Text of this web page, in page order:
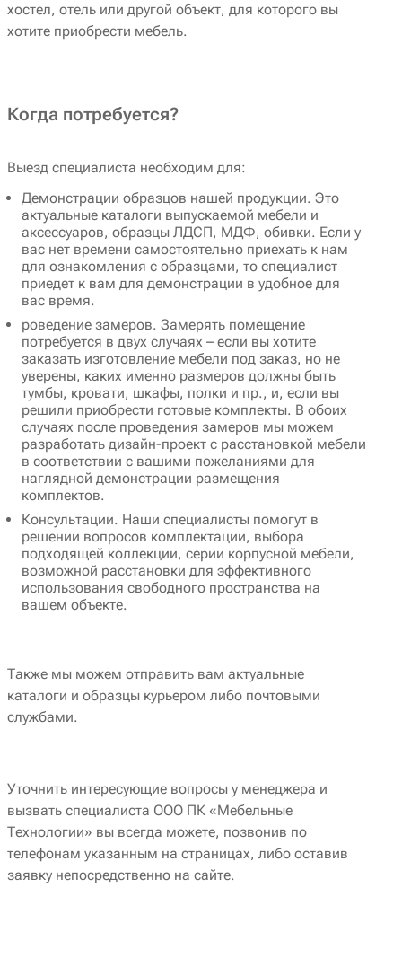
хостел, отель или другой объект, для которого вы
хотите приобрести мебель.
Когда потребуется?
Выезд специалиста необходим для:
Демонстрации образцов нашей продукции. Это
актуальные каталоги выпускаемой мебели и
аксессуаров, образцы ЛДСП, МДФ, обивки. Если у
вас нет времени самостоятельно приехать к нам
для ознакомления с образцами, то специалист
приедет к вам для демонстрации в удобное для
вас время.
роведение замеров. Замерять помещение
потребуется в двух случаях – если вы хотите
заказать изготовление мебели под заказ, но не
уверены, каких именно размеров должны быть
тумбы, кровати, шкафы, полки и пр., и, если вы
решили приобрести готовые комплекты. В обоих
случаях после проведения замеров мы можем
разработать дизайн-проект с расстановкой мебели
в соответствии с вашими пожеланиями для
наглядной демонстрации размещения
комплектов.
Консультации. Наши специалисты помогут в
решении вопросов комплектации, выбора
подходящей коллекции, серии корпусной мебели,
возможной расстановки для эффективного
использования свободного пространства на
вашем объекте.
Также мы можем отправить вам актуальные
каталоги и образцы курьером либо почтовыми
службами.
Уточнить интересующие вопросы у менеджера и
вызвать специалиста ООО ПК «Мебельные
Технологии» вы всегда можете, позвонив по
телефонам указанным на страницах, либо оставив
заявку непосредственно на сайте.